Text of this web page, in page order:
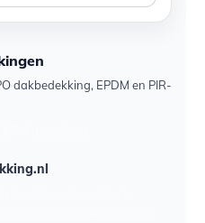
dakbedekking, EPDM en PIR-